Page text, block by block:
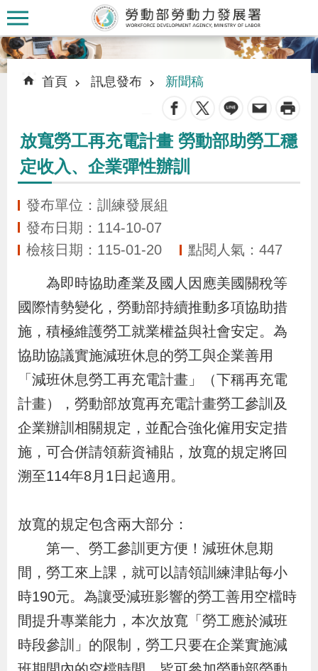
跳到主要內容區塊
認
識
署
訊
發
布
服
務
業
專
申
辦
:::
::: 首頁 訊息發布 新聞稿
放寬勞工再充電計畫 勞動部助勞工穩
定收入、企業彈性辦訓
發布單位：訓練發展組
發布日期：114-10-07
檢核日期：115-01-20
點閱人氣：447
為即時協助產業及國人因應美國關稅等
國際情勢變化，勞動部持續推動多項協助措
施，積極維護勞工就業權益與社會安定。為
協助協議實施減班休息的勞工與企業善用
「減班休息勞工再充電計畫」（下稱再充電
計畫），勞動部放寬再充電計畫勞工參訓及
企業辦訓相關規定，並配合強化僱用安定措
施，可合併請領薪資補貼，放寬的規定將回
溯至114年8月1日起適用。
放寬的規定包含兩大部分：
第一、勞工參訓更方便！減班休息期
間，勞工來上課，就可以請領訓練津貼每小
時190元。為讓受減班影響的勞工善用空檔時
間提升專業能力，本次放寬「勞工應於減班
時段參訓」的限制，勞工只要在企業實施減